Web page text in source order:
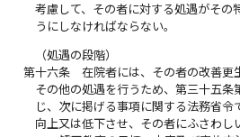
考慮して、その者に対する処遇がその
うにしなければならない。
（処遇の段階）
第十六条
在院者には、その者の改善更
その他の処遇を行うため、第三十五条
じ、次に掲げる事項に関する法務省
向上又は低下させ、その者にふさわし